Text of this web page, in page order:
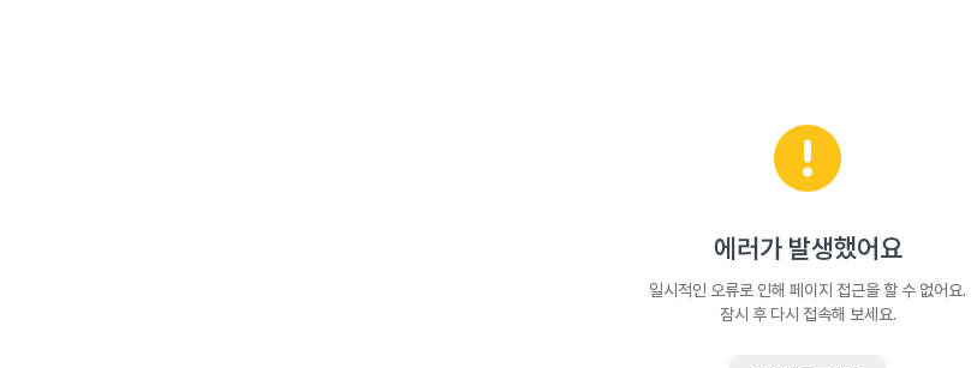
에러가 발생했어요
일시적인 오류로 인해 페이지 접근을 할 수 없어요.
잠시 후 다시 접속해 보세요.